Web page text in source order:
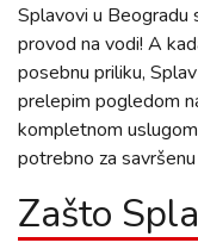
Splavovi u Beogradu
provod na vodi! A
posebnu priliku,
prelepim pogledom
kompletnom
potrebno za
Zašto